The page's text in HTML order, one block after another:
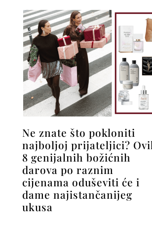
Ne znate što pokloniti
najboljoj prijateljici?
8 genijalnih božićnih
darova po raznim
cijenama oduševiti će i
dame najistančanijeg
ukusa